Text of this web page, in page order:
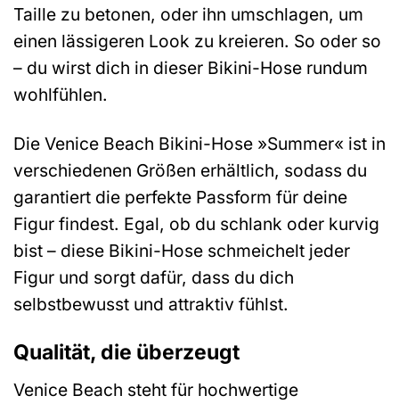
Taille zu betonen, oder ihn umschlagen, um
einen lässigeren Look zu kreieren. So oder so
– du wirst dich in dieser Bikini-Hose rundum
wohlfühlen.
Die Venice Beach Bikini-Hose »Summer« ist in
verschiedenen Größen erhältlich, sodass du
garantiert die perfekte Passform für deine
Figur findest. Egal, ob du schlank oder kurvig
bist – diese Bikini-Hose schmeichelt jeder
Figur und sorgt dafür, dass du dich
selbstbewusst und attraktiv fühlst.
Qualität, die überzeugt
Venice Beach steht für hochwertige